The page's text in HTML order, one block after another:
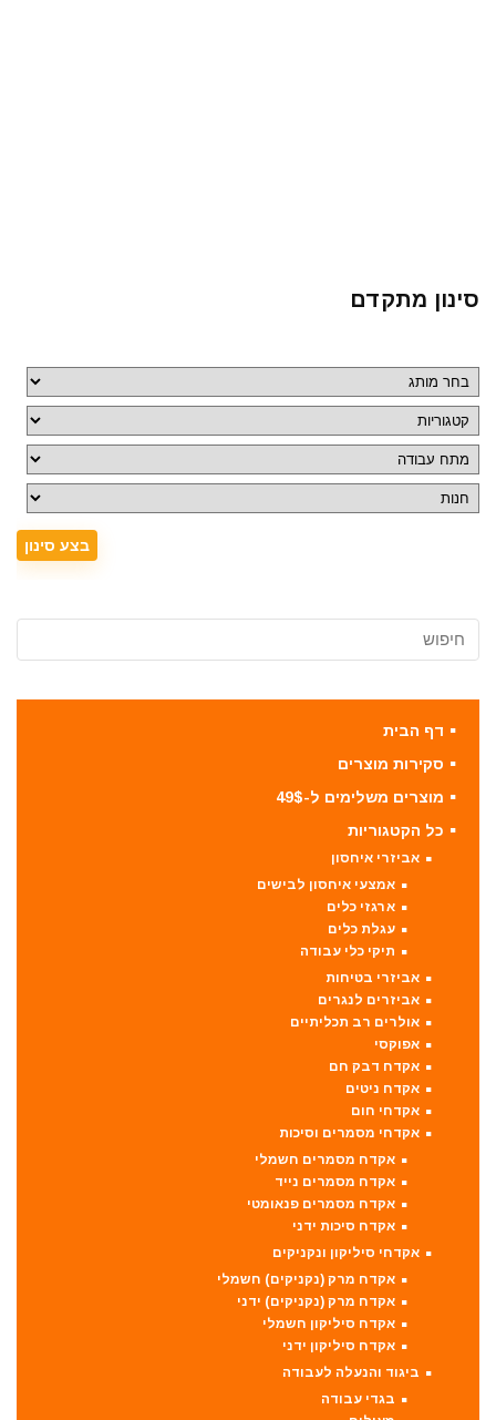
סינון מתקדם
דף הבית
סקירות מוצרים
מוצרים משלימים ל-49$
כל הקטגוריות
אביזרי איחסון
אמצעי איחסון לבישים
ארגזי כלים
עגלת כלים
תיקי כלי עבודה
אביזרי בטיחות
אביזרים לנגרים
אולרים רב תכליתיים
אפוקסי
אקדח דבק חם
אקדח ניטים
אקדחי חום
אקדחי מסמרים וסיכות
אקדח מסמרים חשמלי
אקדח מסמרים נייד
אקדח מסמרים פנאומטי
אקדח סיכות ידני
אקדחי סיליקון ונקניקים
אקדח מרק (נקניקים) חשמלי
אקדח מרק (נקניקים) ידני
אקדח סיליקון חשמלי
אקדח סיליקון ידני
ביגוד והנעלה לעבודה
בגדי עבודה